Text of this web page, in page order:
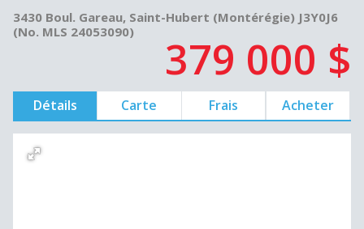
3430 Boul. Gareau, Saint-Hubert (Montérégie) J3Y0J6
(No. MLS 24053090)
379 000 $
Détails Carte Frais Acheter